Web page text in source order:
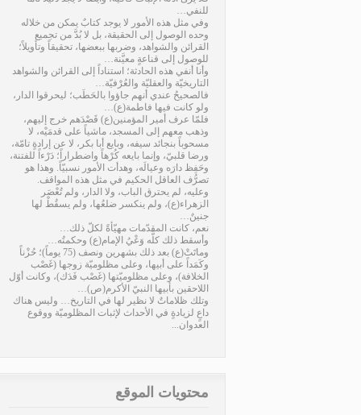
للنفي…
وفي مثل هذه الأمور لا يوجد كتابٌ يمكن من خلاله
وحده الوصول إلى الحقيقة، بل لا بُدَّ من تجميع
القرائن والشواهد، وضربها ببعضها، تحقيقاً وتأويلاً؛
للوصول إلى قناعةٍ معيَّنة…
وأنا أنفي هذه الحادثة؛ استناداً إلى القرائن والشواهد
التاريخيّة والعقليّة والعُرْفيّة…
فالصحيحُ عندي أنهم جاؤوا بالحَطَب؛ ليحرقوا الدار،
ولو كانت فيها فاطمة(ع)…
فلمّا عرف أمير المؤمنين(ع) قَصْدَهم خرج إليهم،
وذهب معهم إلى المسجد، ماشياً على قدمَيْه، لا
مسحوباً بنجائد سيفه، وبايع أبا بكر، لا عن إرادةٍ تامّة،
ورضا قلبيّ، وإنما بايعه كُرْهاً واضطراراً؛ دَرْءاً للفتنة،
وحَفِظ دارَه وعيالَه، وهدأت الأمور نسبيّاً. وهذا هو
تصرُّف العاقل الحكيم في مثل هذه المواقف.
وعليه، لم يحترق الباب، ولا الدار، ولم تُعْصَر
الزهراء(ع)، ولم ينكسر ضلعُها، ولم يسقُطْ لها
جنينٌ…
نعم، كانت المقدّمات مهيّأةً لكلّ ذلك…
وأسقط ذلك كلَّه وَعْيُ الإمام(ع) وحكمتُه…
وماتَتْ(ع) بعد ذلك بشهرين ونصف (75 يوماً)؛ حُزْناً
وكَمَداً على أبيها، وعلى مظلوميّة زوجها (غَصْب
الخلافة)، وعلى مظلوميّتها (غَصْب فَدَك)، وكانت أوّل
اللاحقين بأبيها النبيّ الأكرم(ص)…
وتلك ظلاماتٌ لا نظير لها في التاريخ… وليس هناك
داعٍ لزيادةٍ في الأحداث لإثبات المظلوميّة ووقوع
العدوان...
محتويات الموقع